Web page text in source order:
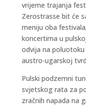
vrijeme trajanja
Zerostrasse bit će
meniju oba
koncertima u
odvija na
austro-ugarskoj
Pulski podzemni
svjetskog rata za
zračnih napada na